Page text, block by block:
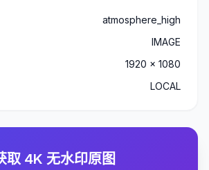
atmosphere_high
IMAGE
1920 x 1080
LOCAL
取 4K 无水印原图